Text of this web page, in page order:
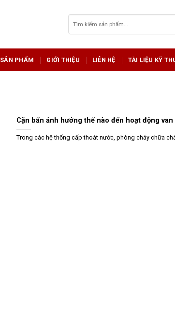
kiếm:
SẢN PHẨM GIỚI THIỆU LIÊN HỆ TÀI LIỆU KỸ
Cặn bẩn ảnh hưởng thế nào đến hoạt động van
Trong các hệ thống cấp thoát nước, phòng cháy chữa